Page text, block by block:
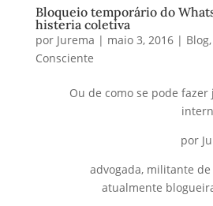
Bloqueio temporário do
histeria coletiva
por Jurema | maio 3, 2016| Blog,
Consciente
Ou de como se pode
por
advogada, militante
atualmente